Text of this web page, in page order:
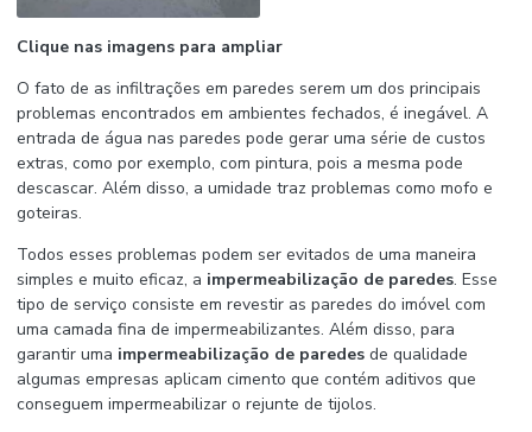
Clique nas imagens para ampliar
O fato de as infiltrações em paredes serem um dos principais
problemas encontrados em ambientes fechados, é inegável. A
entrada de água nas paredes pode gerar uma série de custos
extras, como por exemplo, com pintura, pois a mesma pode
descascar. Além disso, a umidade traz problemas como mofo e
goteiras.
Todos esses problemas podem ser evitados de uma maneira
simples e muito eficaz, a impermeabilização de paredes. Esse
tipo de serviço consiste em revestir as paredes do imóvel com
uma camada fina de impermeabilizantes. Além disso, para
garantir uma impermeabilização de paredes de qualidade
algumas empresas aplicam cimento que contém aditivos que
conseguem impermeabilizar o rejunte de tijolos.